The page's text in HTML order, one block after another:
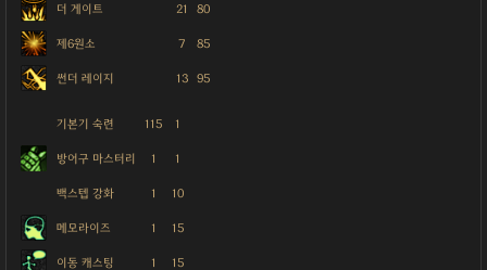
더 게이트 21 80
제6원소 7 85
썬더 레이지 13 95
기본기 숙련 115 1
방어구 마스터리 1 1
백스텝 강화 1 10
메모라이즈 1 15
이동 캐스팅 1 15